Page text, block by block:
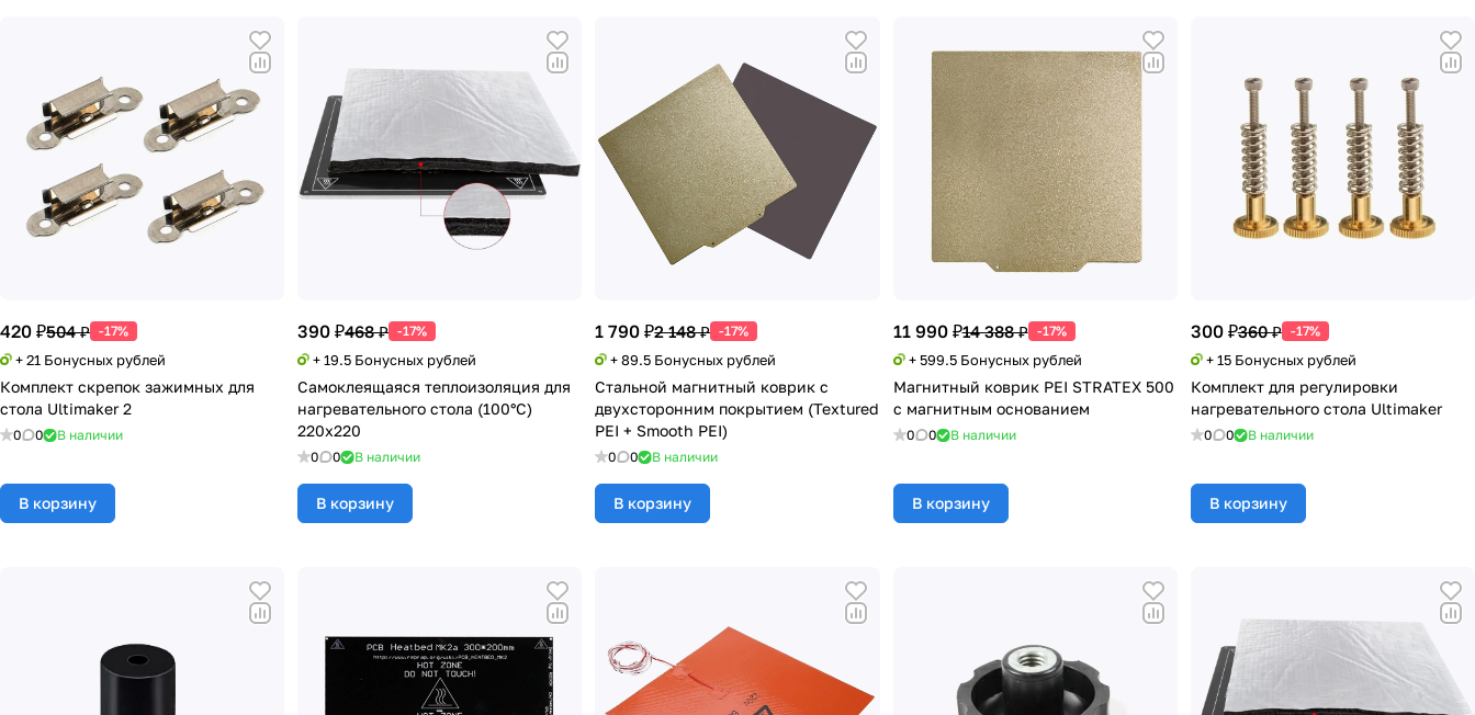
420 ₽504 ₽ -17%
+ 21 Бонусных рублей
Комплект скрепок зажимных для
стола Ultimaker 2
0 0 В наличии
В корзину
390 ₽468 ₽ -17%
+ 19.5 Бонусных рублей
Самоклеящаяся теплоизоляция для
нагревательного стола (100°C)
220х220
0 0 В наличии
В корзину
1 790 ₽2 148 ₽ -17%
+ 89.5 Бонусных рублей
Стальной магнитный коврик с
двухсторонним покрытием (Textured
PEI + Smooth PEI)
0 0 В наличии
В корзину
11 990 ₽14 388 ₽ -17%
+ 599.5 Бонусных рублей
Магнитный коврик PEI STRATEX 500
с магнитным основанием
0 0 В наличии
В корзину
300 ₽360 ₽ -17%
+ 15 Бонусных рублей
Комплект для регулировки
нагревательного стола Ultimaker
0 0 В наличии
В корзину